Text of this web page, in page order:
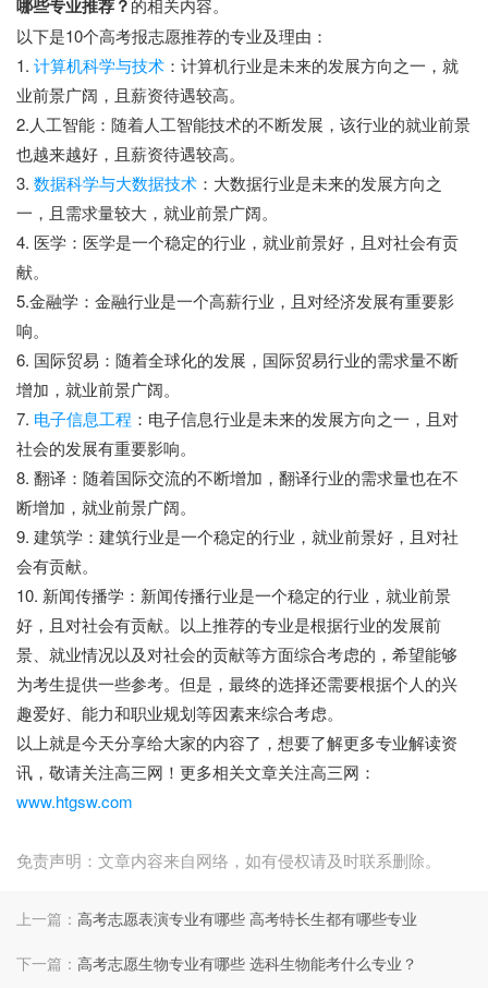
哪些专业推荐？的相关内容。
以下是10个高考报志愿推荐的专业及理由：
1. 计算机科学与技术 ：计算机行业是未来的发展方向之一，就
业前景广阔，且薪资待遇较高。
2.人工智能：随着人工智能技术的不断发展，该行业的就业前景
也越来越好，且薪资待遇较高。
3. 数据科学与大数据技术 ：大数据行业是未来的发展方向之
一，且需求量较大，就业前景广阔。
4. 医学：医学是一个稳定的行业，就业前景好，且对社会有贡
献。
5.金融学：金融行业是一个高薪行业，且对经济发展有重要影
响。
6. 国际贸易：随着全球化的发展，国际贸易行业的需求量不断
增加，就业前景广阔。
7. 电子信息工程 ：电子信息行业是未来的发展方向之一，且对
社会的发展有重要影响。
8. 翻译：随着国际交流的不断增加，翻译行业的需求量也在不
断增加，就业前景广阔。
9. 建筑学：建筑行业是一个稳定的行业，就业前景好，且对社
会有贡献。
10. 新闻传播学：新闻传播行业是一个稳定的行业，就业前景
好，且对社会有贡献。以上推荐的专业是根据行业的发展前
景、就业情况以及对社会的贡献等方面综合考虑的，希望能够
为考生提供一些参考。但是，最终的选择还需要根据个人的兴
趣爱好、能力和职业规划等因素来综合考虑。
以上就是今天分享给大家的内容了，想要了解更多专业解读资
讯，敬请关注高三网！更多相关文章关注高三网：
www.htgsw.com
免责声明：文章内容来自网络，如有侵权请及时联系删除。
上一篇： 高考志愿表演专业有哪些 高考特长生都有哪些专业
下一篇： 高考志愿生物专业有哪些 选科生物能考什么专业？